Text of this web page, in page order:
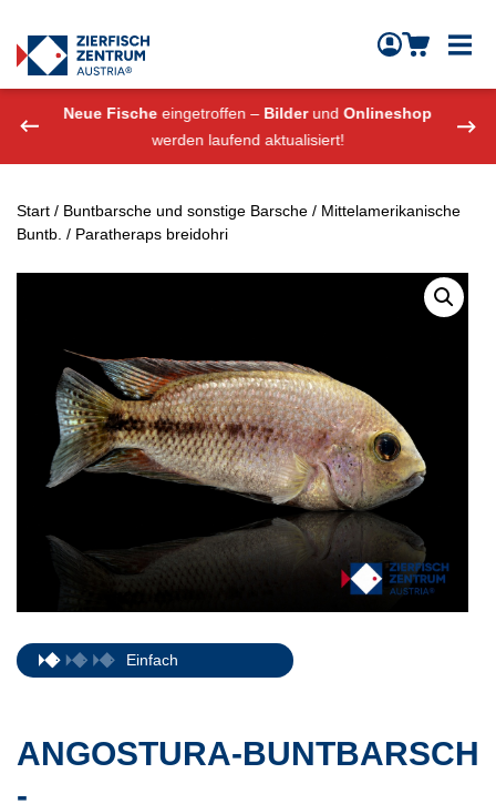
Zierfisch Aquarium Austria
Neue Fische eingetroffen – BilderundOnlineshop
werden laufend aktualisiert!
Start / Buntbarsche und sonstige Barsche / Mittelamerikanische
Buntb. / Paratheraps breidohri
Einfach
ANGOSTURA-BUNTBARSCH
-